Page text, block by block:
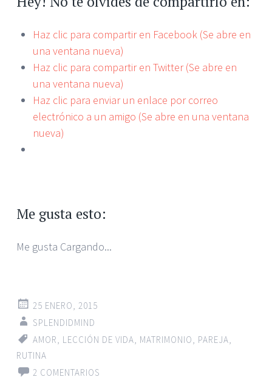
Haz clic para compartir en Facebook (Se abre en
una ventana nueva)
Haz clic para compartir en Twitter (Se abre en
una ventana nueva)
Haz clic para enviar un enlace por correo
electrónico a un amigo (Se abre en una ventana
nueva)
Me gusta esto:
Me gusta Cargando...
25 ENERO, 2015
SPLENDIDMIND
AMOR
LECCIÓN DE VIDA MATRIMONIO PAREJA
RUTINA
2 COMENTARIOS